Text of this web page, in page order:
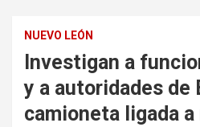
NUEVO LEÓN
Investigan a
y a autoridades de
camioneta ligada a